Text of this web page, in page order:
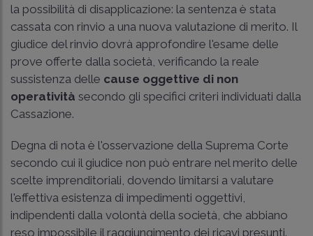
la possibilità di disapplicazione: la sentenza è stata
cassata con rinvio a una nuova valutazione di merito. Il
giudice del rinvio dovrà approfondire l'esame delle
prove offerte dalla società, verificando la reale
sussistenza delle cause oggettive di non
operatività secondo gli specifici criteri individuati dalla
Cassazione.
Degna di nota è l'osservazione della Suprema Corte
secondo cui il giudice non può entrare nel merito delle
scelte imprenditoriali, dovendo limitarsi a valutare
l'effettiva esistenza di impedimenti oggettivi,
indipendenti dalla volontà della società, che abbiano
reso impossibile il raggiungimento dei ricavi presunti.